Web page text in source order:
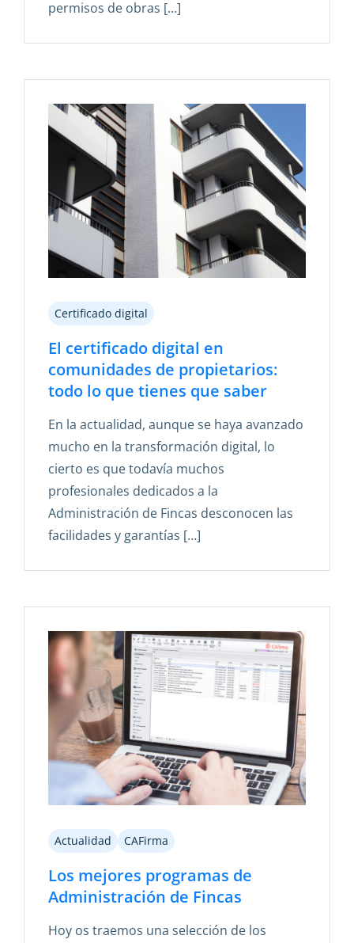
permisos de obras […]
Certificado digital
El certificado digital en
comunidades de propietarios:
todo lo que tienes que saber
En la actualidad, aunque se haya avanzado
mucho en la transformación digital, lo
cierto es que todavía muchos
profesionales dedicados a la
Administración de Fincas desconocen las
facilidades y garantías […]
Actualidad CAFirma
Los mejores programas de
Administración de Fincas
Hoy os traemos una selección de los